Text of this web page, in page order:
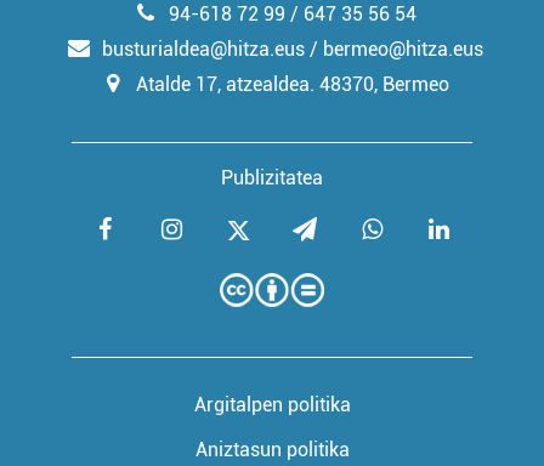
Publizitatea
94-618 72 99 / 647 35 56 54
busturialdea@hitza.eus / bermeo@hitza.eus
Atalde 17, atzealdea. 48370, Bermeo
Argitalpen politika
Aniztasun politika